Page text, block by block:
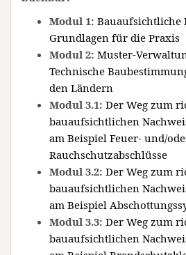
Modul 1: Bauaufsichtliche
Grundlagen für die Praxis
Modul 2: Muster-
Technische
den Ländern
Modul 3.1: Der Weg zum
bauaufsichtlichen
am Beispiel Feuer- und/
Rauchschutzabschlüsse
Modul 3.2: Der Weg zum
bauaufsichtlichen
am Beispiel
Modul 3.3: Der Weg zum
bauaufsichtlichen